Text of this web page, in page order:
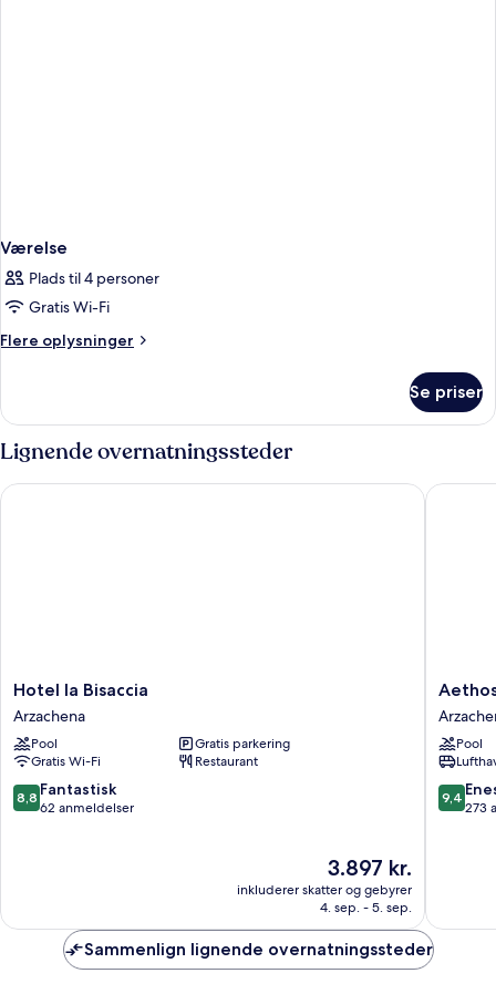
Værelse
Plads til 4 personer
Gratis Wi-Fi
Flere oplysninger
Flere
Se priser
Lignende overnatningssteder
Hotel
la
Bisaccia
Arzachena
Hotel la Bisaccia
Arzachena
Pool
Gratis parkering
Gratis Wi-Fi
Restaurant
8.8
ud
8,8 Fantastisk
62 anmeldelser
Prisen
er
3.897 kr.
3.897 kr.
inkluderer skatter og gebyrer
4. sep. - 5. sep.
Hotel la Bisaccia
Aethos
Sardinia
Pool
9.4
ud
9,4
273
Aethos
Sammenlign lignende overnatningssteder